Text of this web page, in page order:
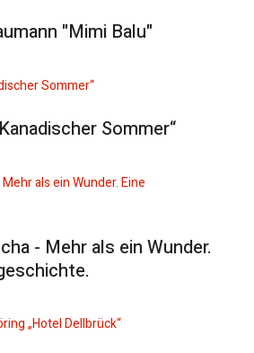
"Mimi Balu"
Sommer“
- Mehr als ein Wunder.